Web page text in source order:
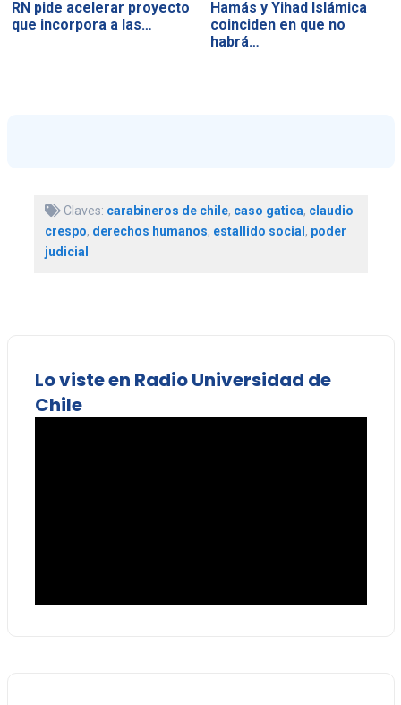
RN pide acelerar proyecto
que incorpora a las…
Hamás y Yihad Islámica
coinciden en que no
habrá…
Claves: carabineros de chile, caso gatica, claudio
crespo, derechos humanos, estallido social , poder
judicial
Lo viste en Radio Universidad de
Chile